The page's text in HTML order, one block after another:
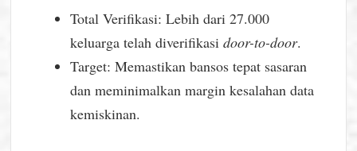
Total Verifikasi: Lebih dari 27.000
keluarga telah diverifikasidoor-to-door.
Target: Memastikan bansos tepat sasaran
dan meminimalkan margin kesalahan data
kemiskinan.